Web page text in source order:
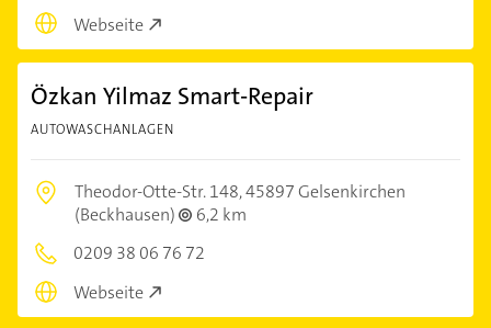
Webseite
Özkan Yilmaz Smart-Repair
AUTOWASCHANLAGEN
Theodor-Otte-Str. 148,45897 Gelsenkirchen
(Beckhausen)
6,2 km
0209 38 06 76 72
Webseite